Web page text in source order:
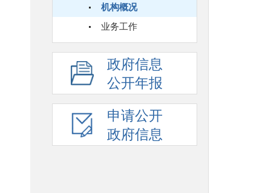
机构概况
业务工作
政府信息
公开年报
申请公开
政府信息